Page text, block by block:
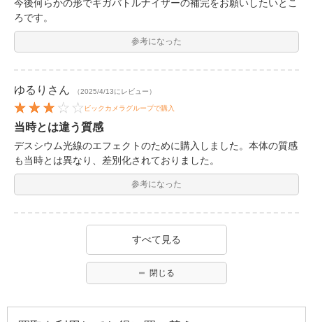
今後何らかの形でギガバトルナイザーの補完をお願いしたいとこ
ろです。
参考になった
ゆるり さん （2025/4/13にレビュー）
ビックカメラグループで購入
当時とは違う質感
デスシウム光線のエフェクトのために購入しました。本体の質感
も当時とは異なり、差別化されておりました。
参考になった
すべて見る
閉じる